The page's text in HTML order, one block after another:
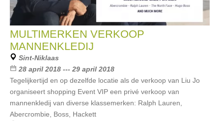
MULTIMERKEN VERKOOP
MANNENKLEDIJ
Sint-Niklaas
28 april 2018 --- 29 april 2018
Tegelijkertijd en op dezelfde locatie als de verkoop van Liu Jo
organiseert shopping Event VIP een privé verkoop van
mannenkledij van diverse klassemerken: Ralph Lauren,
Abercrombie, Boss, Hackett